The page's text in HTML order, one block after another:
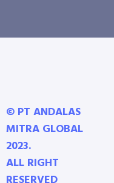
© PT ANDALAS
MITRA GLOBAL
2023.
ALL RIGHT